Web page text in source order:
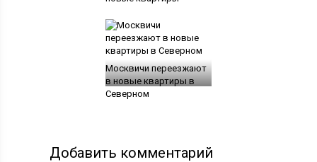
Москвичи переезжают
в новые квартиры в
Северном
Добавить комментарий